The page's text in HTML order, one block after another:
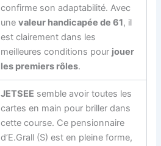
confirme son adaptabilité. Avec
unevaleur handicapée de 61, il
est clairement dans les
meilleures conditions pour jouer
les premiers rôles.
JETSEE semble avoir toutes les
cartes en main pour briller dans
cette course. Ce pensionnaire
d’E.Grall (S) est en pleine forme,